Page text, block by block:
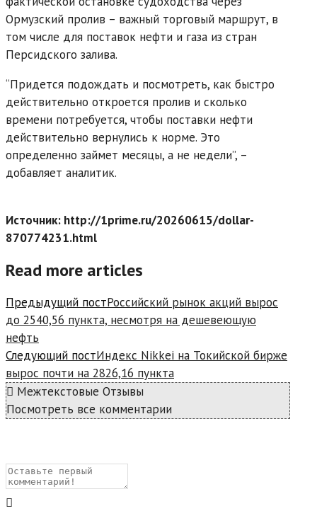
Ормузский пролив – важный торговый маршрут, в
том числе для поставок нефти и газа из стран
Персидского залива.
“Придется подождать и посмотреть, как быстро
действительно откроется пролив и сколько
времени потребуется, чтобы поставки нефти
действительно вернулись к норме. Это
определенно займет месяцы, а не недели”, –
добавляет аналитик.
Источник: http://1prime.ru/20260615/dollar-
870774231.html
Read more articles
Предыдущий постРоссийский рынок акций вырос
до 2540,56 пункта, несмотря на дешевеющую
нефть
Следующий постИндекс Nikkei на Токийской бирже
вырос почти на 2826,16 пункта
Межтекстовые Отзывы
Посмотреть все комментарии